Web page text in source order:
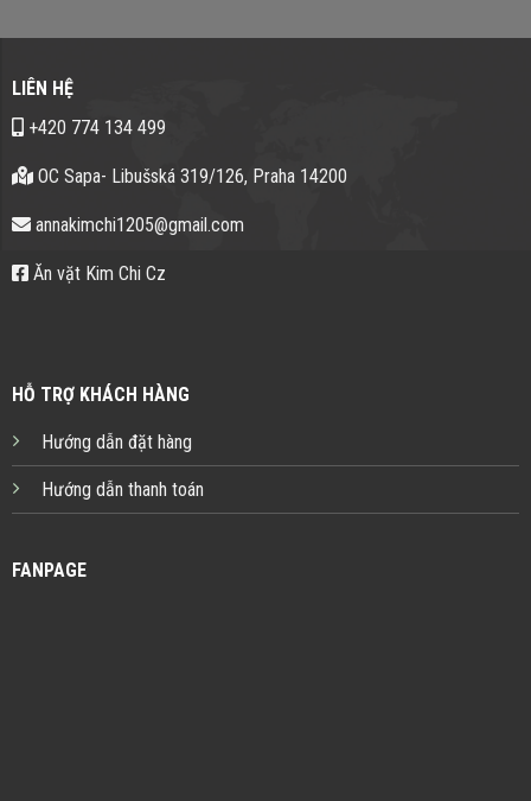
LIÊN HỆ
+420 774 134 499
OC Sapa- Libušská 319/126, Praha 14200
annakimchi1205@gmail.com
Ăn vặt Kim Chi Cz
HỖ TRỢ KHÁCH HÀNG
Hướng dẫn đặt hàng
Hướng dẫn thanh toán
FANPAGE